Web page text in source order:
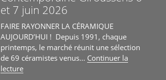
et 7 juin 2026
FAIRE RAYONNER LA CÉRAMIQUE
AUJOURD’HUI ! Depuis 1991, chaque
printemps, le marché réunit une sélection
de 69 céramistes venus... Continuer la
lecturede